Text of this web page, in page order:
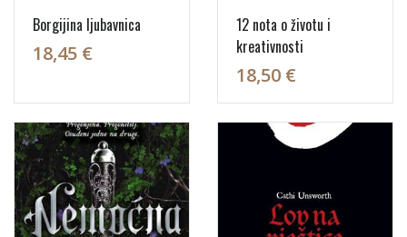
Borgijina ljubavnica
18,45 €
12 nota o životu i
kreativnosti
18,50 €